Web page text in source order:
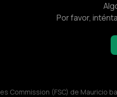
Por favor,
Commission (FSC) de Mauricio